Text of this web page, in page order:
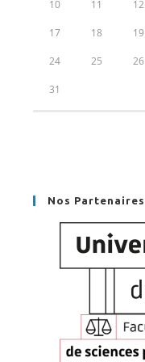
10 11 12
17 18 19
24 25 26
31
Nos Partenaires